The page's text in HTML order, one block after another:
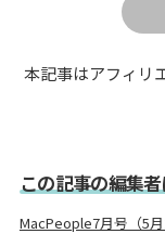
本記事はアフィリ
この記事の編集
MacPeople7月号（5月